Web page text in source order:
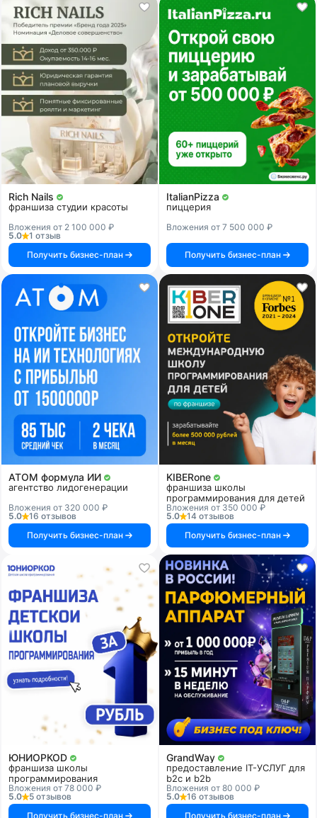
Rich Nails
франшиза студии красоты
Вложения от 2 100 000 ₽
5.0
1 отзыв
Получить бизнес-план
ItalianPizza
пиццерия
Вложения от 7 500 000 ₽
Получить бизнес-план
АТОМ формула ИИ
агентство лидогенерации
Вложения от 320 000 ₽
5.0
16 отзывов
Получить бизнес-план
KIBERone
франшиза школы
программирования для детей
Вложения от 350 000 ₽
5.0
14 отзывов
Получить бизнес-план
ЮНИОРКОD
франшиза школы
программирования
Вложения от 78 000 ₽
5.0
5 отзывов
Получить бизнес-план
GrandWay
предоставление IT-УСЛУГ для
b2c и b2b
Вложения от 80 000 ₽
5.0
16 отзывов
Получить бизнес-план